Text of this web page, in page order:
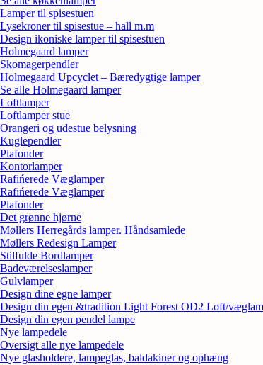
Lamper til spisestuen
Lysekroner til spisestue – hall m.m
Design ikoniske lamper til spisestuen
Holmegaard lamper
Skomagerpendler
Holmegaard Upcyclet – Bæredygtige lamper
Se alle Holmegaard lamper
Loftlamper
Loftlamper stue
Orangeri og udestue belysning
Kuglependler
Plafonder
Kontorlamper
Rafińerede Væglamper
Rafińerede Væglamper
Plafonder
Det grønne hjørne
Møllers Herregårds lamper. Håndsamlede
Møllers Redesign Lamper
Stilfulde Bordlamper
Badeværelseslamper
Gulvlamper
Design dine egne lamper
Design din egen &tradition Light Forest OD2 Loft/
Design din egen pendel lampe
Nye lampedele
Oversigt alle nye lampedele
Nye glasholdere, lampeglas, baldakiner og ophæng